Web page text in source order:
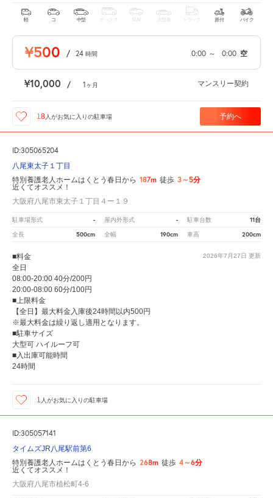
軽 コ 中型 ボックス SUV 大型車 トラック 原付 バイク
¥500 / 24 時間 0:00 ～ 0:00 空
¥10,000 / 1ヶ月 マンスリー契約
18人がお気に入りの駐車場 予約へ
ID:305065204
八尾東太子１丁目
特別養護老人ホームはくとう春日から 187m 徒歩 3～5分
近くてオススメ！
大阪府八尾市東太子１丁目４ー１９
駐車場形式 - 屋内外形式 - 駐車台数 11台
全長 500cm 全幅 190cm 車高 200cm
2026年7月27日 更新
■料金
全日
08:00-20:00 40分/200円
20:00-08:00 60分/100円
■上限料金
【全日】最大料金入庫後24時間以内500円
※最大料金は繰り返し適用となります。
■駐車サイズ
大型可 ハイルーフ可
■入出庫可能時間
24時間
1 人がお気に入りの駐車場
ID:305057141
タイムズJR八尾駅前第6
特別養護老人ホームはくとう春日から 268m 徒歩 4～6分
近くてオススメ！
大阪府八尾市植松町4-6